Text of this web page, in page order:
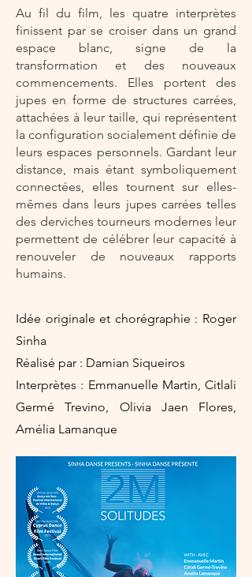
Au fil du film, les quatre interprètes
finissent par se croiser dans un grand
espace blanc, signe de la
transformation et des nouveaux
commencements. Elles portent des
jupes en forme de structures carrées,
attachées à leur taille, qui représentent
la configuration socialement définie de
leurs espaces personnels. Gardant leur
distance, mais étant symboliquement
connectées, elles tournent sur elles-
mêmes dans leurs jupes carrées telles
des derviches tourneurs modernes leur
permettent de célébrer leur capacité à
renouveler de nouveaux rapports
humains.
Idée originale et chorégraphie : Roger
Sinha
Réalisé par : Damian Siqueiros
Interprètes : Emmanuelle Martin, Citlali
Germé Trevino, Olivia Jaen Flores,
Amélia Lamanque